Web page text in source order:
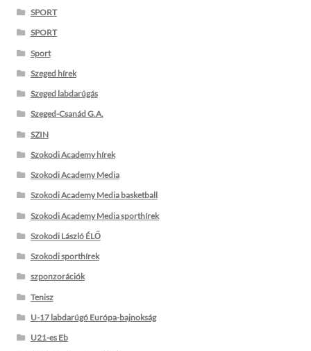
SPORT
SPORT
Sport
Szeged hírek
Szeged labdarúgás
Szeged-Csanád G.A.
SZIN
Szokodi Academy hírek
Szokodi Academy Media
Szokodi Academy Media basketball
Szokodi Academy Media sporthírek
Szokodi László ÉLŐ
Szokodi sporthírek
szponzorációk
Tenisz
U-17 labdarúgó Európa-bajnokság
U21-es Eb